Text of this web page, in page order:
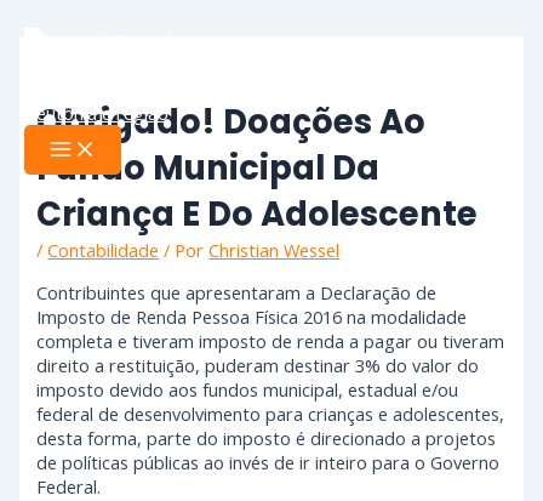
Obrigado! Doações Ao
Fundo Municipal Da
Criança E Do Adolescente
/Contabilidade / PorChristian Wessel
Contribuintes que apresentaram a Declaração de
Imposto de Renda Pessoa Física 2016 na modalidade
completa e tiveram imposto de renda a pagar ou tiveram
direito a restituição, puderam destinar 3% do valor do
imposto devido aos fundos municipal, estadual e/ou
federal de desenvolvimento para crianças e adolescentes,
desta forma, parte do imposto é direcionado a projetos
de políticas públicas ao invés de ir inteiro para o Governo
Federal.